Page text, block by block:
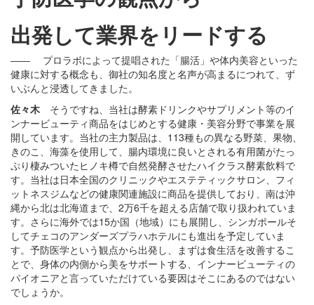
出発して業界をリードする
―― プロラボによって提唱された「腸活」や体内美容といった
健康に対する概念も、御社の知名度と名声が高まるにつれて、ず
いぶんと浸透してきました。
佐々木 そうですね、当社は酵素ドリンクやサプリメント等のイ
ンナービューティ商品をはじめとする健康・美容分野で事業を展
開しています。当社の主力製品は、113種もの異なる野菜、果物、
きのこ、海藻を使用して、腸内環境に良いとされる有用菌がたっ
ぷり棲みついたヒノキ樽で自然発酵させたハイクラス酵素飲料で
す。当社は日本全国のクリニックやエステティックサロン、フィ
ットネスジムなどの健康関連施設に商品を提供しており、南は沖
縄から北は北海道まで、2万6千を超える店舗で取り扱われていま
す。さらに海外では15か国（地域）にも展開し、シンガポールそ
してチェコのアンダーズプラハホテルにも進出を予定していま
す。予防医学という観点から出発し、まずは食生活を改善するこ
とで、身体の内側から美をサポートする、インナービューティの
パイオニアと言っていただけている要因はそこにあるのではない
でしょうか。